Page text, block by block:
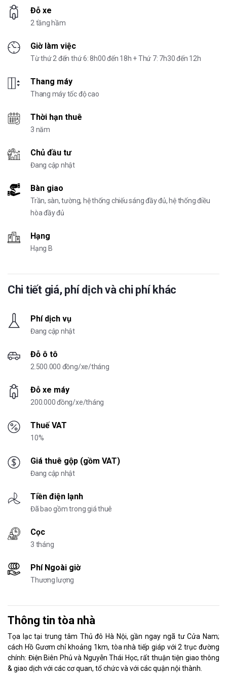
Đỗ xe
2 tầng hầm
Giờ làm việc
Từ thứ 2 đến thứ 6: 8h00 đến 18h + Thứ 7: 7h30 đến 12h
Thang máy
Thang máy tốc độ cao
Thời hạn thuê
3 năm
Chủ đầu tư
Đang cập nhật
Bàn giao
Trần, sàn, tường, hệ thống chiếu sáng đầy đủ, hệ thống điều
hòa đầy đủ
Hạng
Hạng B
Chi tiết giá, phí dịch và chi phí khác
Phí dịch vụ
Đang cập nhật
Đỗ ô tô
2.500.000 đồng/xe/tháng
Đỗ xe máy
200.000 đồng/xe/tháng
Thuế VAT
10%
Giá thuê gộp (gồm VAT)
Đang cập nhật
Tiền điện lạnh
Đã bao gồm trong giá thuê
Cọc
3 tháng
Phí Ngoài giờ
Thương lượng
Thông tin tòa nhà
Tọa lạc tại trung tâm Thủ đô Hà Nội, gần ngay ngã tư Cửa Nam;
cách Hồ Gươm chỉ khoảng 1km, tòa nhà tiếp giáp với 2 trục đường
chính: Điện Biên Phủ và Nguyễn Thái Học, rất thuận tiện giao thông
& giao dịch với các cơ quan, tổ chức và với các quận nội thành.